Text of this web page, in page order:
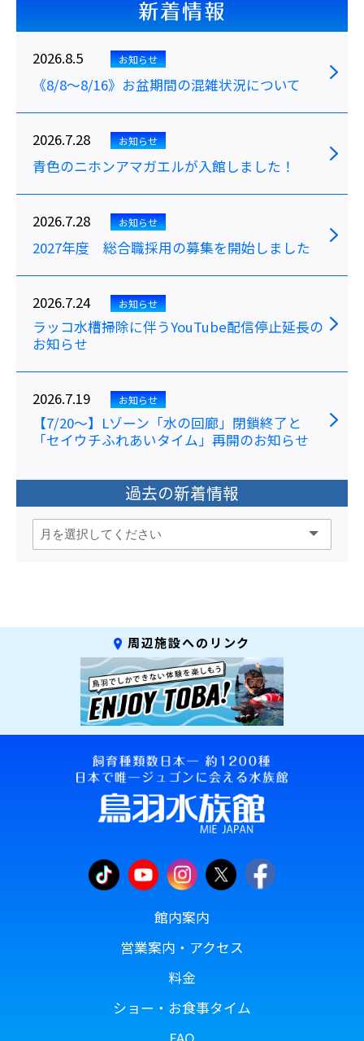
新着情報
2026.8.5 お知らせ
《8/8～8/16》お盆期間の混雑状況について
2026.7.28 お知らせ
青色のニホンアマガエルが入館しました！
2026.7.28 お知らせ
2027年度 総合職採用の募集を開始しました
2026.7.24 お知らせ
ラッコ水槽掃除に伴うYouTube配信停止延長の
お知らせ
2026.7.19 お知らせ
【7/20～】Lゾーン「水の回廊」閉鎖終了と
「セイウチふれあいタイム」再開のお知らせ
過去の新着情報
周辺施設へのリンク
館内案内
営業案内・アクセス
料金
ショー・お食事タイム